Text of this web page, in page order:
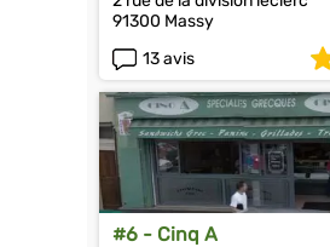
91300 Massy
13 avis
#6 - Cinq A